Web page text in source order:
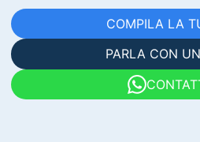
COMPILA LA
PARLA CON